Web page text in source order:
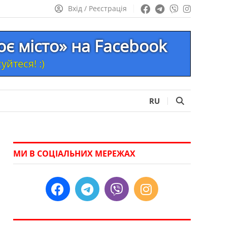
Вхід / Реєстрація
місто» на Facebook
:)
RU
МИ В СОЦІАЛЬНИХ МЕРЕЖАХ